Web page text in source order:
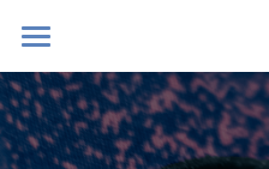
Home
Blog